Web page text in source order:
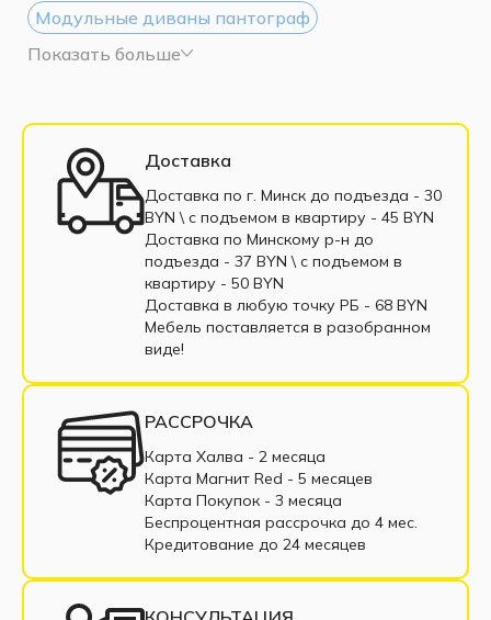
Модульные диваны пантограф
Модульные диваны дельфин
Белые модульные диваны
Модульные диваны из экокожи
Модульные диваны из велюра
Модульные диваны из рогожки
Модульные диваны из корфу
Одноместные модульные диваны
Трехместные модульные диваны
Четырехместные модульные диваны
Пятиместные модульные диваны
Шестиместные модульные диваны
Показать больше
Доставка
Доставка по г. Минск до подъезда - 30
BYN \ c подъемом в квартиру - 45 BYN
Доставка по Минскому р-н до
подъезда - 37 BYN \ c подъемом в
квартиру - 50 BYN
Доставка в любую точку РБ - 68 BYN
Мебель поставляется в разобранном
виде!
РАССРОЧКА
Карта Халва - 2 месяца
Карта Магнит Red - 5 месяцев
Карта Покупок - 3 месяца
Беспроцентная рассрочка до 4 мес.
Кредитование до 24 месяцев